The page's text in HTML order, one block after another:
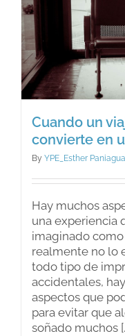
Cuando un
convierte en
By YPE_Esther Paniagua
Hay muchos
una experiencia
imaginado
realmente no lo
todo tipo de
accidentales,
aspectos que
para evitar que
soñado muchos